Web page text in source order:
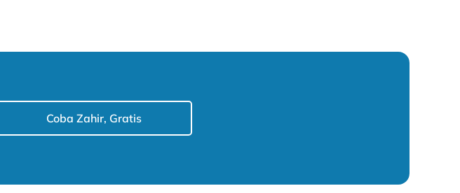
Coba Zahir, Gratis